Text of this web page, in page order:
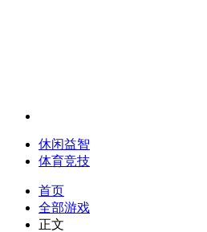
休闲益智
体育竞技
首页
全部游戏
正文